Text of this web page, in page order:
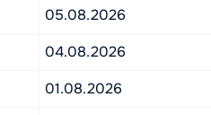
05.08.2026
04.08.2026
01.08.2026